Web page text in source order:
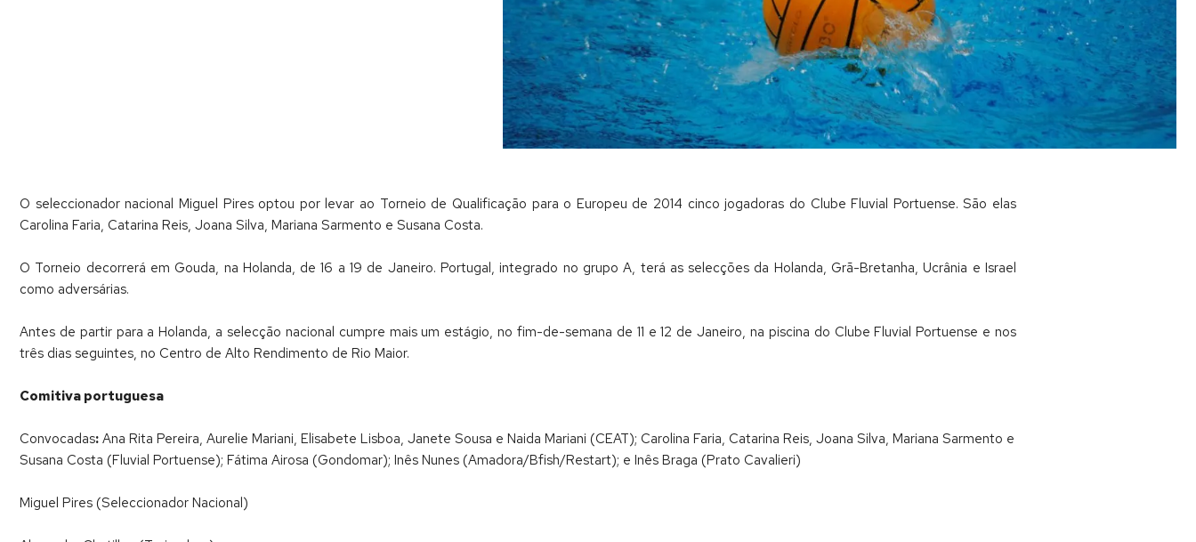
O seleccionador nacional Miguel Pires optou por levar ao Torneio de Qualificação para o Europeu de 2014 cinco jogadoras do Clube Fluvial Portuense. São elas
Carolina Faria, Catarina Reis, Joana Silva, Mariana Sarmento e Susana Costa.
O Torneio decorrerá em Gouda, na Holanda, de 16 a 19 de Janeiro. Portugal, integrado no grupo A, terá as selecções da Holanda, Grã-Bretanha, Ucrânia e Israel
como adversárias.
Antes de partir para a Holanda, a selecção nacional cumpre mais um estágio, no fim-de-semana de 11 e 12 de Janeiro, na piscina do Clube Fluvial Portuense e nos
três dias seguintes, no Centro de Alto Rendimento de Rio Maior.
Comitiva portuguesa
Convocadas: Ana Rita Pereira, Aurelie Mariani, Elisabete Lisboa, Janete Sousa e Naida Mariani (CEAT); Carolina Faria, Catarina Reis, Joana Silva, Mariana Sarmento e
Susana Costa (Fluvial Portuense); Fátima Airosa (Gondomar); Inês Nunes (Amadora/Bfish/Restart); e Inês Braga (Prato Cavalieri)
Miguel Pires (Seleccionador Nacional)